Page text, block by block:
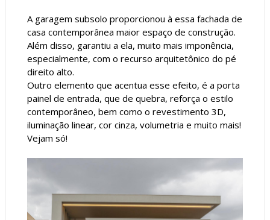
A garagem subsolo proporcionou à essa fachada de
casa contemporânea maior espaço de construção.
Além disso, garantiu a ela, muito mais imponência,
especialmente, com o recurso arquitetônico do pé
direito alto.
Outro elemento que acentua esse efeito, é a porta
painel de entrada, que de quebra, reforça o estilo
contemporâneo, bem como o revestimento 3D,
iluminação linear, cor cinza, volumetria e muito mais!
Vejam só!